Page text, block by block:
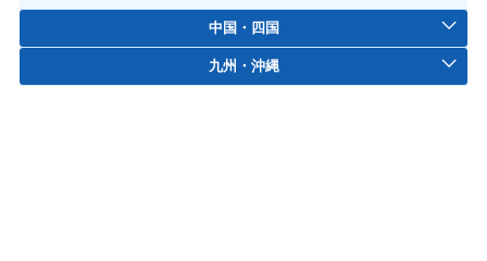
中国・四国
九州・沖縄